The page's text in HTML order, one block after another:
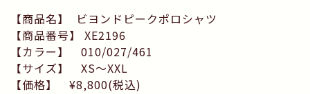
【商品名】 ビヨンドピークポロシャツ
【商品番号】 XE2196
【カラー】 010/027/461
【サイズ】 XS〜XXL
【価格】 ¥8,800(税込)